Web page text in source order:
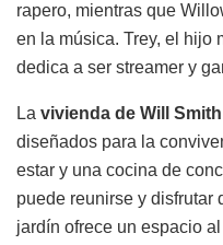
rapero, mientras que
en la música. Trey, el hijo
dedica a ser streamer y
La vivienda de Will Smith
diseñados para la
estar y una cocina de
puede reunirse y disfrutar
jardín ofrece un espacio